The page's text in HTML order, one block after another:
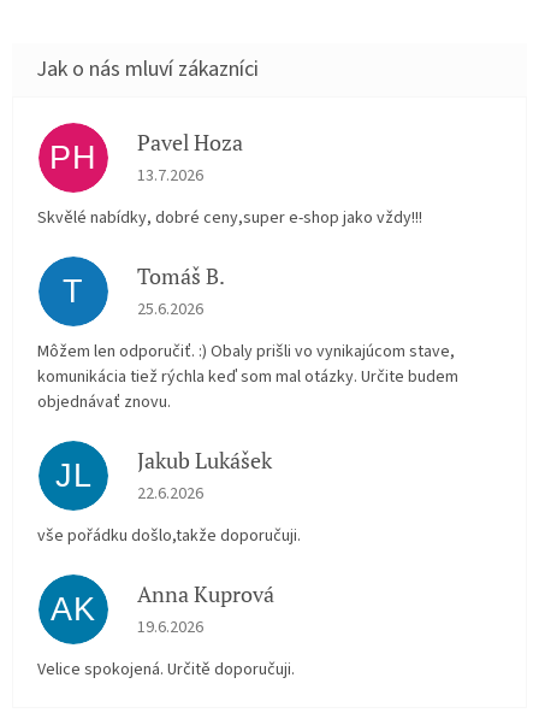
PH Pavel Hoza
Hodnocení obchodu je 5 z 5 hvězdiček.
13.7.2026
Skvělé nabídky, dobré ceny,super e-shop jako vždy!!!
T Tomáš B.
Hodnocení obchodu je 5 z 5 hvězdiček.
25.6.2026
Môžem len odporučiť. :) Obaly prišli vo vynikajúcom stave,
komunikácia tiež rýchla keď som mal otázky. Určite budem
objednávať znovu.
JL Jakub Lukášek
Hodnocení obchodu je 5 z 5 hvězdiček.
22.6.2026
vše pořádku došlo,takže doporučuji.
AK Anna Kuprová
Hodnocení obchodu je 5 z 5 hvězdiček.
19.6.2026
Velice spokojená. Určitě doporučuji.